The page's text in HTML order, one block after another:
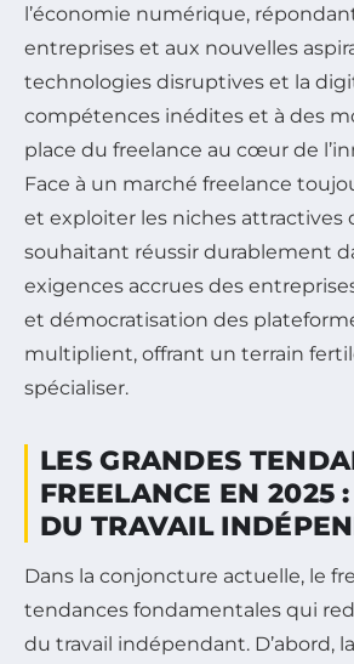
l’économie numérique,
entreprises et aux nouvelles
technologies disruptives et la
compétences inédites et à des
place du freelance au cœur de
Face à un marché freelance
et exploiter les niches
souhaitant réussir durablement
exigences accrues des
et démocratisation des
multiplient, offrant un terrain
spécialiser.
LES GRANDES
FREELANCE EN 2025
DU TRAVAIL
Dans la conjoncture actuelle, le
tendances fondamentales qui
du travail indépendant. D’abord,